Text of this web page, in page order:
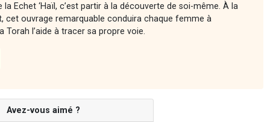
Echet ‘Haïl, c’est partir à la découverte de soi-même. À la
cet ouvrage remarquable conduira chaque femme à
l’aide à tracer sa propre voie.
Avez-vous aimé ?